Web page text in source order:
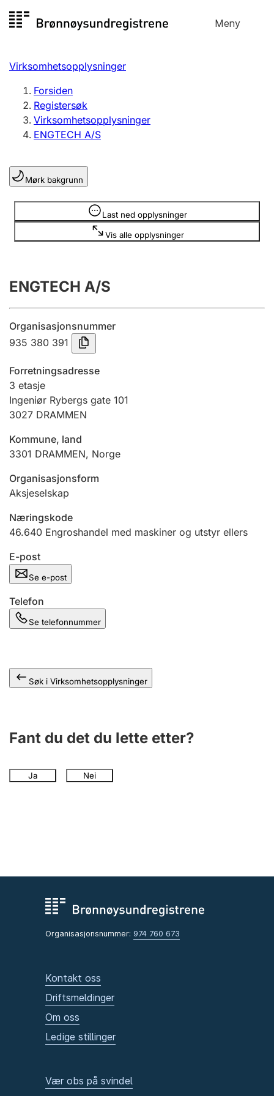
til
Meny
Registersøk
Aksjeselskap
Enkeltpersonforetak
Registrere, endre, slette
Lag og forening
Registrere, endre, slette
Årsregnskap
Innsending og forsinkelsesgebyr
Tinglysing
Jeger
Betaling og jegeravgiftskort
Ektepaktveileder
Andre tema
Virksomhetsopplysninger
Forsiden
Registersøk
Virksomhetsopplysninger
ENGTECH A/S
Mørk bakgrunn
Last ned opplysninger
Vis alle opplysninger
Opplysninger er skjult
ENGTECH A/S
Organisasjonsnummer
935 380 391
Forretningsadresse
3 etasje
Ingeniør Rybergs gate 101
3027 DRAMMEN
Kommune, land
3301 DRAMMEN, Norge
Organisasjonsform
Aksjeselskap
Næringskode
46.640 Engroshandel med maskiner og utstyr ellers
E-post
Se e-post
Telefon
Se telefonnummer
Søk i Virksomhetsopplysninger
Fant du det du lette etter?
Ja Nei
Organisasjonsnummer: 974 760 673
Kontakt oss
Driftsmeldinger
Om oss
Ledige stillinger
Vær obs på svindel